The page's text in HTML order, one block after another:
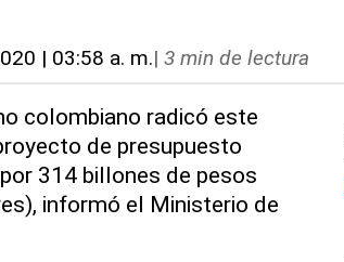
| 03:58 a. m.| 3 min de lectura
colombiano radicó este
de presupuesto
314 billones de pesos
informó el Ministerio de